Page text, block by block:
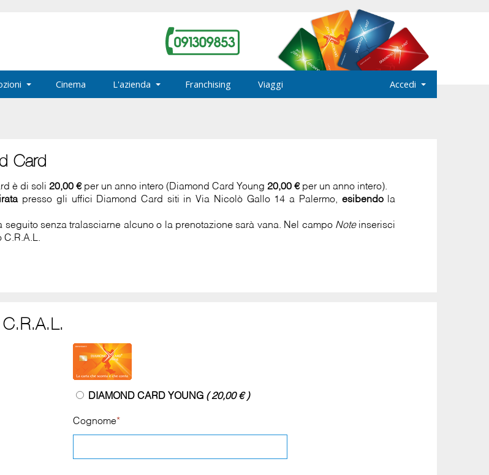
Cinema L'azienda Franchising Viaggi Accedi
Card
è di soli20,00 €per un anno intero (Diamond Card Young20,00 €per un anno intero).
presso gli uffici Diamond Card siti in Via Nicolò Gallo 14 a Palermo, esibendola
seguito senza tralasciarne alcuno o la prenotazione sarà vana. Nel campo Noteinserisci
C.R.A.L.
DIAMOND CARD YOUNG( 20,00 € )
Cognome*